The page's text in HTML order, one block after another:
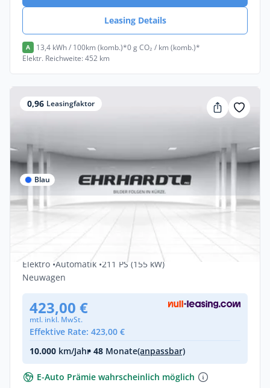
Leasing Details
A 13,4 kWh / 100km (komb.)*0 g CO₂ / km (komb.)*
Elektr. Reichweite: 452 km
0,96 Leasingfaktor
Blau
Privat
Volkswagen ID. Polo 52 kWh Style
AHK*PANO*IQ-LIGHT*NAV*SHZ
Elektro •Automatik •211 PS (155 kW)
Neuwagen
423,00 €
mtl. inkl. MwSt.
Effektive Rate: 423,00 €
10.000 km/Jahr• 48 Monate(anpassbar)
E-Auto Prämie wahrscheinlich möglich